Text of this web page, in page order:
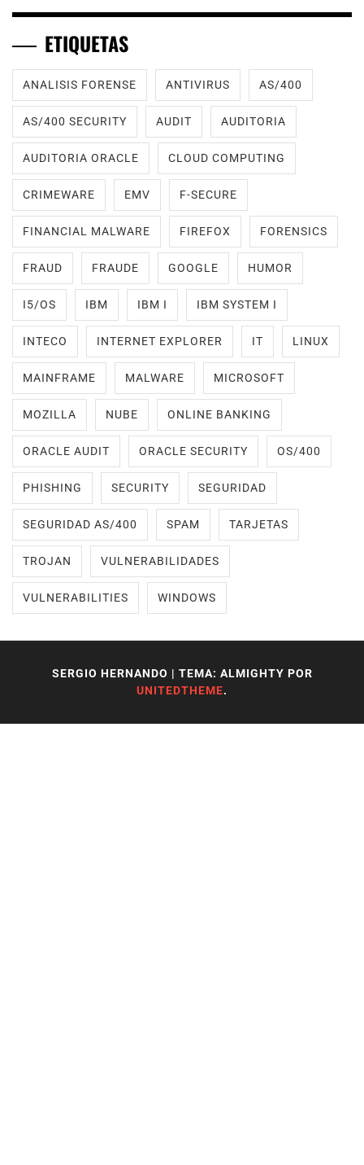
ETIQUETAS
ANALISIS FORENSE ANTIVIRUS AS/400
AS/400 SECURITY AUDIT AUDITORIA
AUDITORIA ORACLE CLOUD COMPUTING
CRIMEWARE EMV F-SECURE
FINANCIAL MALWARE FIREFOX FORENSICS
FRAUD FRAUDE GOOGLE HUMOR
I5/OS IBM IBM I IBM SYSTEM I
INTECO INTERNET EXPLORER IT LINUX
MAINFRAME MALWARE MICROSOFT
MOZILLA NUBE ONLINE BANKING
ORACLE AUDIT ORACLE SECURITY OS/400
PHISHING SECURITY SEGURIDAD
SEGURIDAD AS/400 SPAM TARJETAS
TROJAN VULNERABILIDADES
VULNERABILITIES WINDOWS
SERGIO HERNANDO | TEMA: ALMIGHTY POR
UNITEDTHEME.